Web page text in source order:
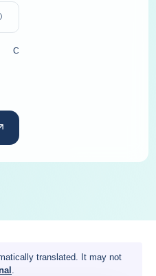
Help
C
translated. It may not
.